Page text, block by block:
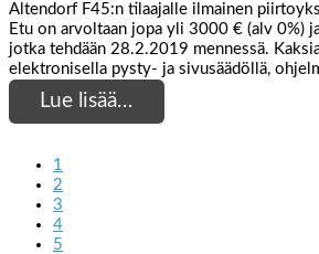
Altendorf F45:n tilaajalle ilmainen
Etu on arvoltaan jopa yli 3000 € (alv 0%)
jotka tehdään 28.2.2019 mennessä.
elektronisella pysty- ja sivusäädöllä,
Lue lisää…
1
2
3
4
5